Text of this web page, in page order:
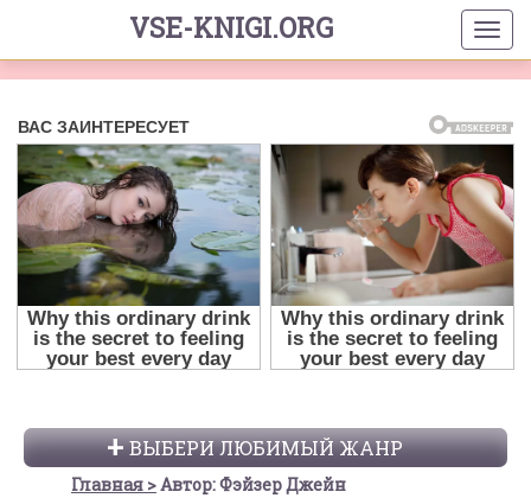
VSE-KNIGI.ORG
ВЫБЕРИ ЛЮБИМЫЙ ЖАНР
Главная Автор: Фэйзер Джейн